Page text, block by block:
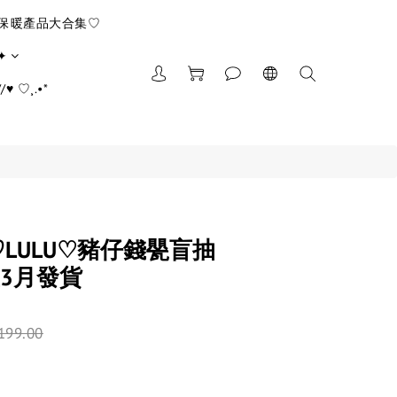
暖產品大合集♡
♥ ♡¸.•*
豬仔錢甖盲抽
月發貨